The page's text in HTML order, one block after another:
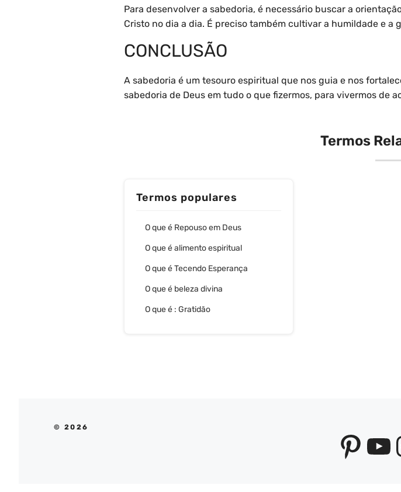
Para desenvolver a sabedoria, é necessário buscar a
Cristo no dia a dia. É preciso também cultivar a humildade e
CONCLUSÃO
A sabedoria é um tesouro espiritual que nos guia e nos
sabedoria de Deus em tudo o que fizermos, para vivermos de
Termos
Termos populares
O que é Repouso em Deus
O que é alimento espiritual
O que é Tecendo Esperança
O que é beleza divina
O que é : Gratidão
© 2026